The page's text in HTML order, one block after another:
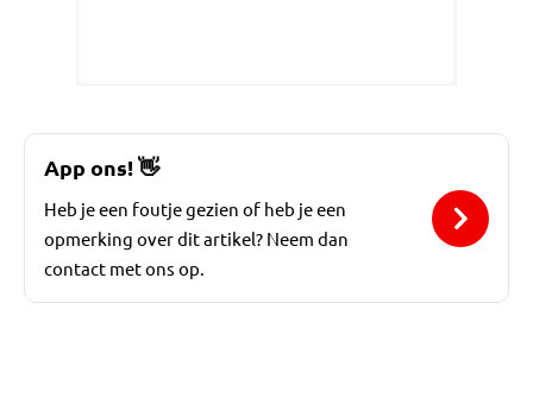
App ons!👋
Heb je een foutje gezien of heb je een
opmerking over dit artikel? Neem dan
contact met ons op.